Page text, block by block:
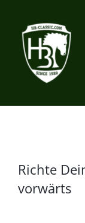
Inhalt
springen
Richte
vorwärts